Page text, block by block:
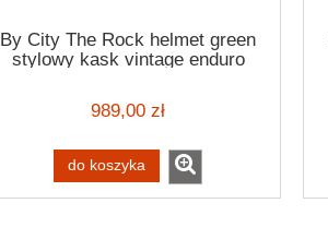
By City The Rock helmet green
stylowy kask vintage enduro
989,00 zł
do koszyka